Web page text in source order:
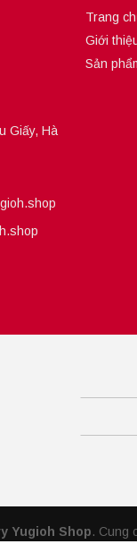
Giấy, Hà
Trang
Giới
Sản
Yugioh Shop. Cung